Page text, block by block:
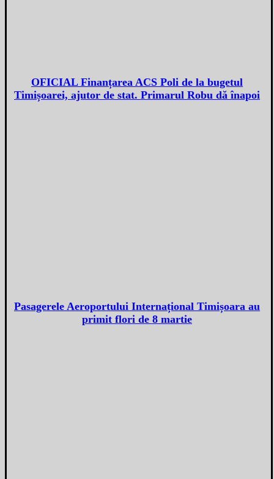
OFICIAL Finanțarea ACS Poli de la bugetul
Timișoarei, ajutor de stat. Primarul Robu dă înapoi
Pasagerele Aeroportului Internațional Timișoara au
primit flori de 8 martie